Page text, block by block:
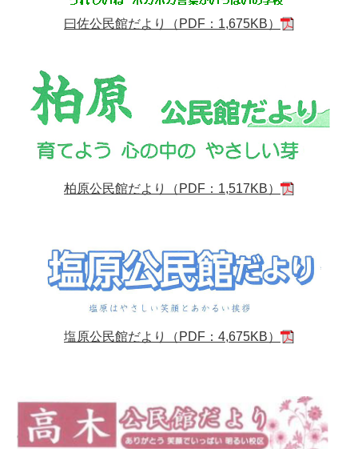
曰佐公民館だより（PDF：1,675KB）
柏原公民館だより（PDF：1,517KB）
塩原公民館だより（PDF：4,675KB）